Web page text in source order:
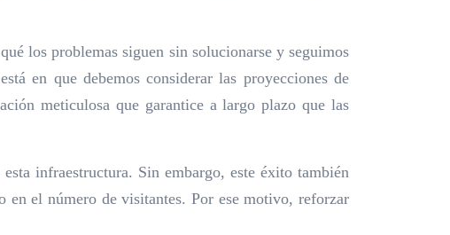
los problemas siguen sin solucionarse y seguimos
en que debemos considerar las proyecciones de
meticulosa que garantice a largo plazo que las
infraestructura. Sin embargo, este éxito también
en el número de visitantes. Por ese motivo, reforzar